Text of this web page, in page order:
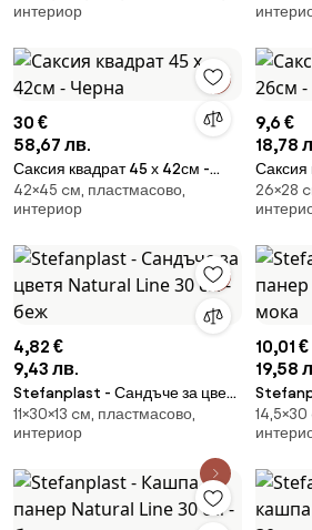
интериор
30 €
58,67 лв.
Саксия квадрат 45 х 42см -
Черна
42×45 cм, пластмасово,
интериор
9,6 €
18,78
Саксия
Сива
26×28
4,82 €
9,43 лв.
Stefanplast - Сандъче за цветя
Natural Line 30 см - беж
11×30×13 cм, пластмасово,
интериор
10,01 €
19,58
Natural